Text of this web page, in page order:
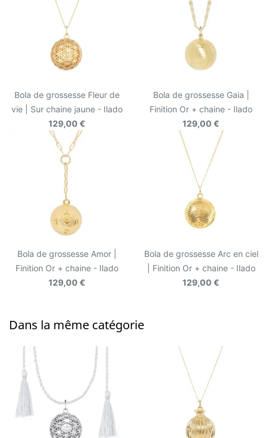
Bola de grossesse Fleur de
vie | Sur chaine jaune - Ilado
129,00 €
Bola de grossesse Gaia |
Finition Or + chaine - Ilado
129,00 €
Bola de grossesse Amor |
Finition Or + chaine - Ilado
129,00 €
Bola de grossesse Arc en ciel
| Finition Or + chaine - Ilado
129,00 €
Dans la même catégorie